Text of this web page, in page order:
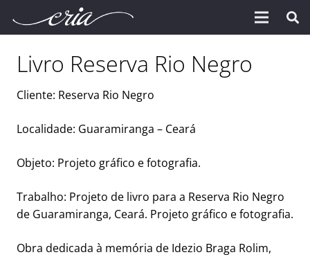
Livro Reserva Rio Negro
Cliente: Reserva Rio Negro
Localidade: Guaramiranga – Ceará
Objeto: Projeto gráfico e fotografia.
Trabalho: Projeto de livro para a Reserva Rio Negro
de Guaramiranga, Ceará. Projeto gráfico e fotografia.
Obra dedicada à memória de Idezio Braga Rolim,